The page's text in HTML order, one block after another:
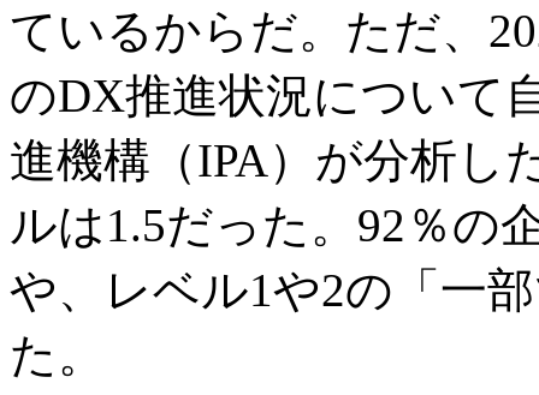
ているからだ。ただ、
のDX推進状況について
進機構（IPA）が分析し
ルは1.5だった。92％の
や、レベル1や2の「一
た。